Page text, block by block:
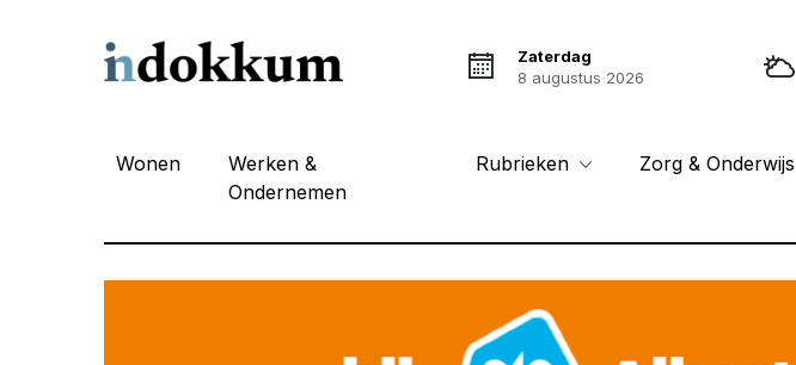
Zaterdag
8 augustus 2026
Wonen
Werken &
Ondernemen
Rubrieken Zorg & Onderwijs